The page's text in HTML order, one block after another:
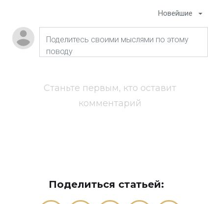
Новейшие
Станьте первым, кто оставит
комментарий
Поделиться статьей: